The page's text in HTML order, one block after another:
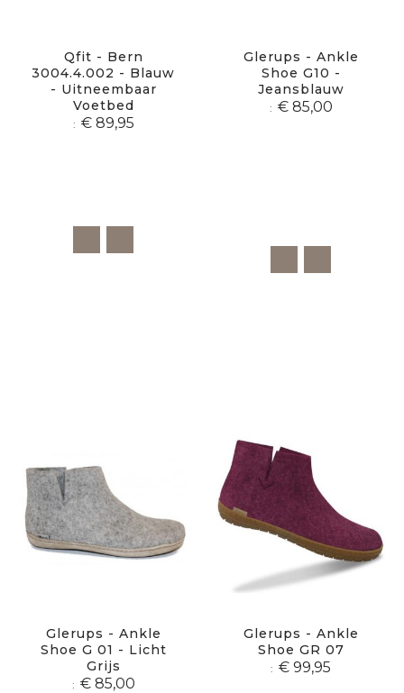
Qfit - Bern
3004.4.002 - Blauw
- Uitneembaar
Voetbed
€ 89,95
Glerups - Ankle
Shoe G10 -
Jeansblauw
€ 85,00
Glerups - Ankle
Shoe G 01 - Licht
Grijs
€ 85,00
Glerups - Ankle
Shoe GR 07
€ 99,95